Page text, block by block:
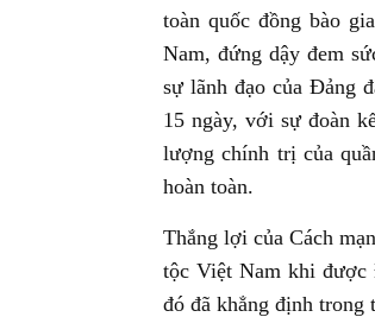
toàn quốc đồng bào
Nam, đứng dậy đem
sự lãnh đạo của Đảng
15 ngày, với sự đoàn
lượng chính trị của
hoàn toàn.
Thắng lợi của Cách
tộc Việt Nam khi
đó đã khẳng định trong